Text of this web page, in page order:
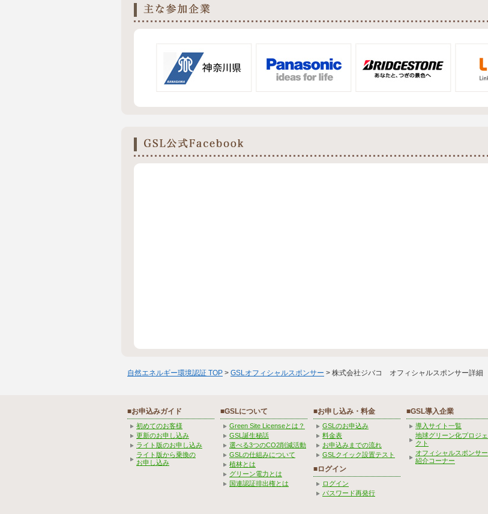
自然エネルギー環境認証 TOP > GSLオフィシャルスポンサー > 株式会社ジバコ オフィシャルスポンサー詳細
■お申込みガイド
初めてのお客様
更新のお申し込み
ライト版のお申し込み
ライト版から乗換の
お申し込み
■GSLについて
Green Site Licenseとは？
GSL誕生秘話
選べる3つのCO2削減活動
GSLの仕組みについて
植林とは
グリーン電力とは
国連認証排出権とは
■お申し込み・料金
GSLのお申込み
料金表
お申込みまでの流れ
GSLクイック設置テスト
■ログイン
ログイン
パスワード再発行
■GSL導入企業
導入サイト一覧
地球グリーン化プロジェ
クト
オフィシャルスポンサー
紹介コーナー